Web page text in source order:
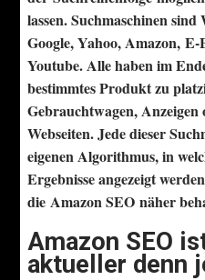
lassen. Suchmaschinen
Google, Yahoo, Amazon,
Youtube. Alle haben im
bestimmtes Produkt zu
Gebrauchtwagen,
Webseiten.Jede dieser
eigenen Algorithmus, in
Ergebnisse angezeigt
die Amazon SEO näher
Amazon SEO
aktueller denn